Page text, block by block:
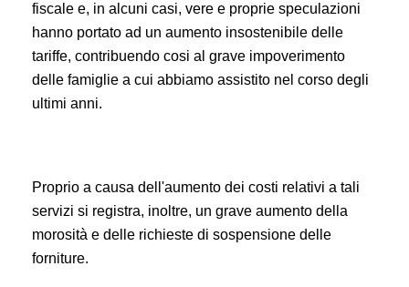
fiscale e, in alcuni casi, vere e proprie speculazioni
hanno portato ad un aumento insostenibile delle
tariffe, contribuendo cosi al grave impoverimento
delle famiglie a cui abbiamo assistito nel corso degli
ultimi anni.
Proprio a causa dell'aumento dei costi relativi a tali
servizi si registra, inoltre, un grave aumento della
morosità e delle richieste di sospensione delle
forniture.